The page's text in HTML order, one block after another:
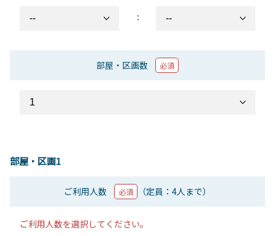
：
部屋・区画数 必須
部屋・区画1
ご利用人数 必須 （定員：4人まで）
ご利用人数を選択してください。